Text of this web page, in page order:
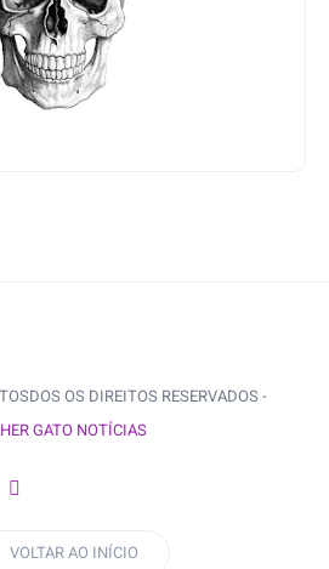
OS DIREITOS RESERVADOS -
GATO NOTÍCIAS
VOLTAR AO INÍCIO